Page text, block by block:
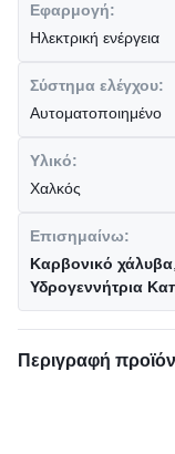
Εφαρμογή:
Ηλεκτρική ενέργεια
Σύστημα ελέγχου:
Αυτοματοποιημένο
Υλικό:
Χαλκός
Επισημαίνω:
Καρβονικό χάλυβα
Υδρογεννήτρια
Περιγραφή